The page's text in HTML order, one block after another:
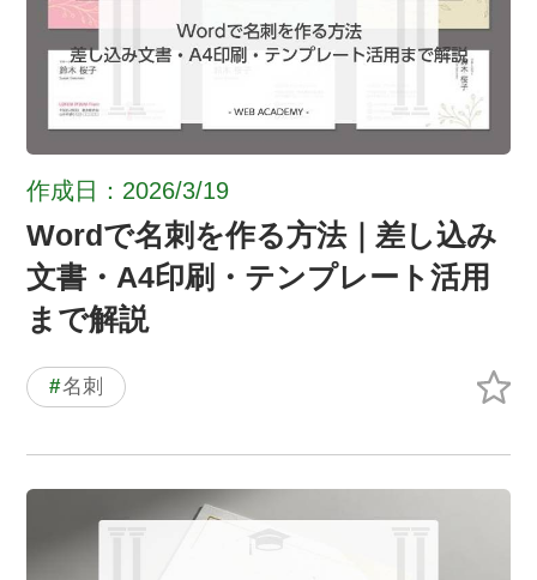
作成日：2026/3/19
Wordで名刺を作る方法｜差し込み
文書・A4印刷・テンプレート活用
まで解説
#名刺